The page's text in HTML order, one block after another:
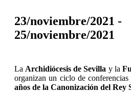
23/noviembre/2021 -
25/noviembre/2021
La Archidiócesis de Sevilla y la
organizan un ciclo de
años de la Canonización del Rey